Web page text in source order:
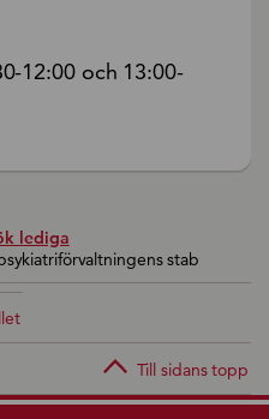
12:00 och 13:00-
lediga
stab
Till sidans topp